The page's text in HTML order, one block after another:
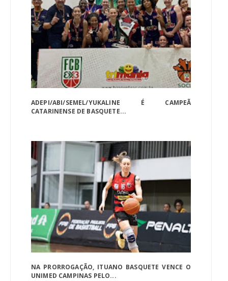
ADEPI/ABI/SEMEL/YUKALINE É CAMPEÃ
CATARINENSE DE BASQUETE...
NA PRORROGAÇÃO, ITUANO BASQUETE VENCE O
UNIMED CAMPINAS PELO...